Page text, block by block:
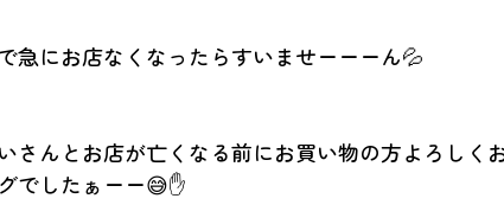
急にお店なくなったらすいませーーーん💦
さんとお店が亡くなる前にお買い物の方よろしく
でしたぁーー😅✋